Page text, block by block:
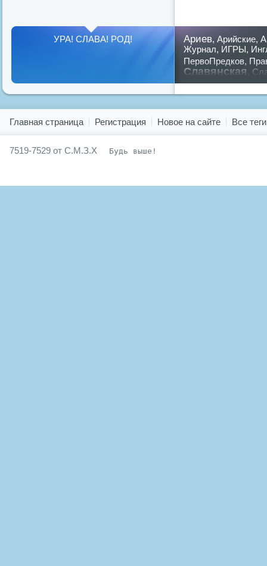
Ариев, Арийские,
Журнал, ИГРЫ,
ПервоПредков,
Славянская
русский,славян
УРА! СЛАВА! РОД!
Главная страница Регистрация Новое на сайте Все теги
7519-7529 от С.М.З.Х Будь выше!